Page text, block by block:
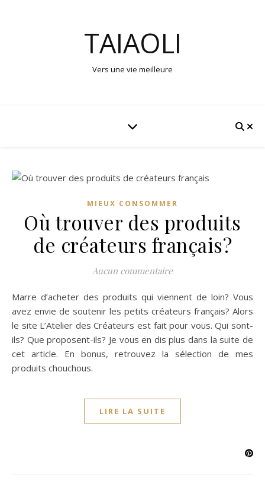
TAIAOLI
Vers une vie meilleure
MIEUX CONSOMMER
Où trouver des produits
de créateurs français?
Aucun commentaire
Marre d’acheter des produits qui viennent de loin? Vous
avez envie de soutenir les petits créateurs français? Alors
le site L’Atelier des Créateurs est fait pour vous. Qui sont-
ils? Que proposent-ils? Je vous en dis plus dans la suite de
cet article. En bonus, retrouvez la sélection de mes
produits chouchous.
LIRE LA SUITE